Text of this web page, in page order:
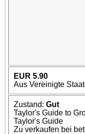
EUR 5.90
Aus Vereinigte
Zustand: Gut
Taylor's Guide to
Taylor's Guide
Zu verkaufen bei